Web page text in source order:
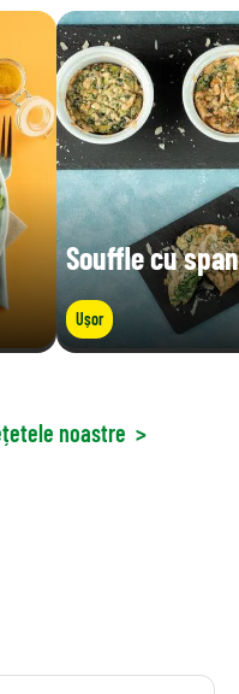
Souffle cu
Ușor
noastre >